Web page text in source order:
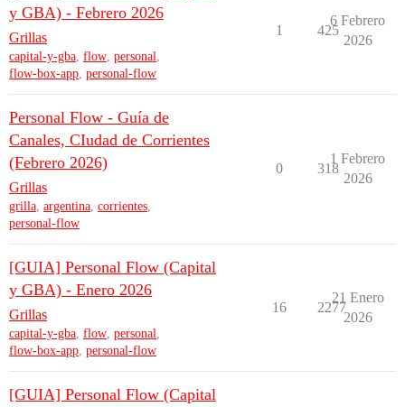
y GBA) - Febrero 2026
Grillas
capital-y-gba, flow, personal,
flow-box-app, personal-flow
1 425
6 Febrero
2026
Personal Flow - Guía de
Canales, CIudad de Corrientes
(Febrero 2026)
Grillas
grilla, argentina, corrientes,
personal-flow
0 318
1 Febrero
2026
[GUIA] Personal Flow (Capital
y GBA) - Enero 2026
Grillas
capital-y-gba, flow, personal,
flow-box-app, personal-flow
16 2277
21 Enero
2026
[GUIA] Personal Flow (Capital